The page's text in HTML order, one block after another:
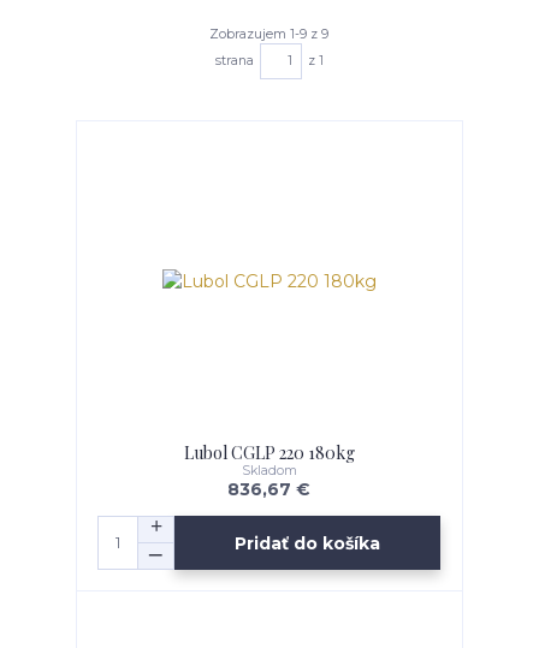
Zobrazujem 1-9 z 9
strana
z 1
Lubol CGLP 220 180kg
836,67 €
Skladom
Pridať do košíka